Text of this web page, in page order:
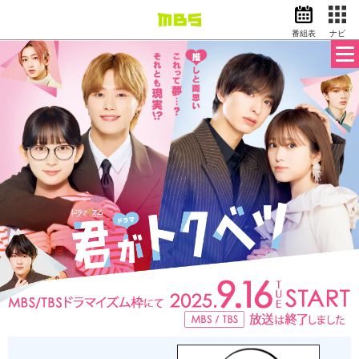
情報・報道
バラエティ
ドラマ
アニメ
スポーツ
動画イズム ニュース
天気・防災 イベント
映画 アナウンサー
グッズ
番組表 ナビ